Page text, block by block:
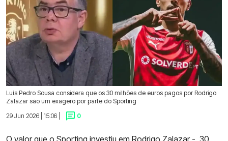
Luís Pedro Sousa considera que os 30 milhões de euros pagos por Rodrigo
Zalazar são um exagero por parte do Sporting
29 Jun 2026 | 15:06 |
0